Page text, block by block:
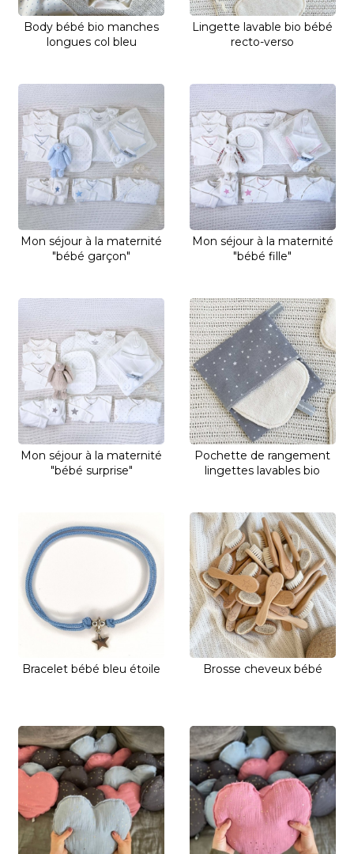
Body bébé bio manches
longues col bleu
Lingette lavable bio bébé
recto-verso
Mon séjour à la maternité
"bébé garçon"
Mon séjour à la maternité
"bébé fille"
Mon séjour à la maternité
"bébé surprise"
Pochette de rangement
lingettes lavables bio
Bracelet bébé bleu étoile Brosse cheveux bébé